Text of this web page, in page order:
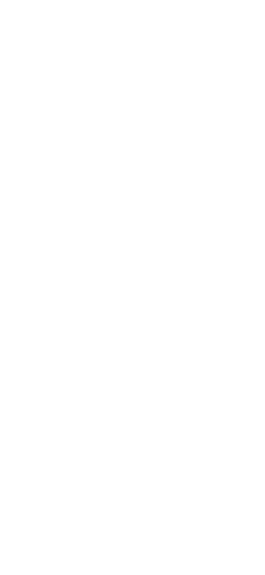
: 만 12 세 이상 ✅ 포함 사항 ‣ 픽업 & 드롭 서